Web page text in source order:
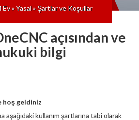
Ev»Yasal»Şartlar ve Koşullar
açısından ve
bilgi
hoş geldiniz
aşağıdaki kullanım şartlarına tabi olarak